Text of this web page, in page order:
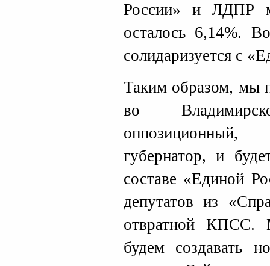
России» и ЛДПР
осталось 6,14%.
солидаризуется с
Таким образом, мы
во
губернатор, и
составе «Единой
депутатов из
отвратной
будем создавать